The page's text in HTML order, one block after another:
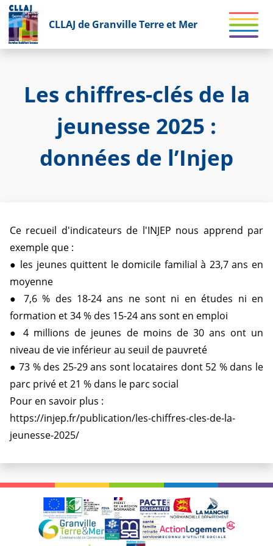
CLLAJ de Granville Terre et Mer
Les chiffres-clés de la
jeunesse 2025 :
données de l’Injep
Ce recueil d'indicateurs de l'INJEP nous apprend par
exemple que :
● les jeunes quittent le domicile familial à 23,7 ans en
moyenne
● 7,6 % des 18-24 ans ne sont ni en études ni en
formation et 34 % des 15-24 ans sont en emploi
● 4 millions de jeunes de moins de 30 ans ont un
niveau de vie inférieur au seuil de pauvreté
● 73 % des 25-29 ans sont locataires dont 52 % dans le
parc privé et 21 % dans le parc social
Pour en savoir plus :
https://injep.fr/publication/les-chiffres-cles-de-la-
jeunesse-2025/